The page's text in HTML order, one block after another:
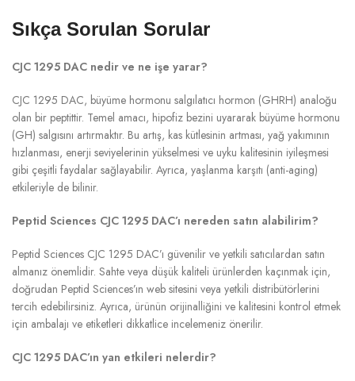
Sıkça Sorulan Sorular
CJC 1295 DAC nedir ve ne işe yarar?
CJC 1295 DAC, büyüme hormonu salgılatıcı hormon (GHRH) analoğu
olan bir peptittir. Temel amacı, hipofiz bezini uyararak büyüme hormonu
(GH) salgısını artırmaktır. Bu artış, kas kütlesinin artması, yağ yakımının
hızlanması, enerji seviyelerinin yükselmesi ve uyku kalitesinin iyileşmesi
gibi çeşitli faydalar sağlayabilir. Ayrıca, yaşlanma karşıtı (anti-aging)
etkileriyle de bilinir.
Peptid Sciences CJC 1295 DAC’ı nereden satın alabilirim?
Peptid Sciences CJC 1295 DAC’ı güvenilir ve yetkili satıcılardan satın
almanız önemlidir. Sahte veya düşük kaliteli ürünlerden kaçınmak için,
doğrudan Peptid Sciences’ın web sitesini veya yetkili distribütörlerini
tercih edebilirsiniz. Ayrıca, ürünün orijinalliğini ve kalitesini kontrol etmek
için ambalajı ve etiketleri dikkatlice incelemeniz önerilir.
CJC 1295 DAC’ın yan etkileri nelerdir?